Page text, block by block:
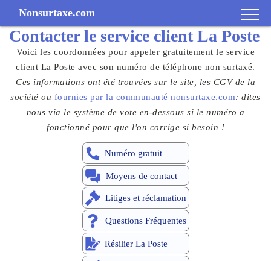
Nonsurtaxe.com
Contacter le service client La Poste
Voici les coordonnées pour appeler gratuitement le service
client La Poste avec son numéro de téléphone non surtaxé.
Ces informations ont été trouvées sur le site, les CGV de la
société ou fournies par la communauté nonsurtaxe.com: dites
nous via le système de vote en-dessous si le numéro a
fonctionné pour que l'on corrige si besoin !
Numéro gratuit
Moyens de contact
Litiges et réclamation
Questions Fréquentes
Résilier La Poste